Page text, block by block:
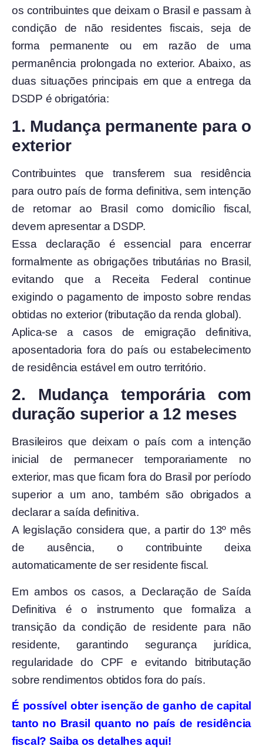
os contribuintes que deixam o Brasil e passam à
condição de não residentes fiscais, seja de
forma permanente ou em razão de uma
permanência prolongada no exterior. Abaixo, as
duas situações principais em que a entrega da
DSDP é obrigatória:
1. Mudança permanente para o
exterior
Contribuintes que transferem sua residência
para outro país de forma definitiva, sem intenção
de retornar ao Brasil como domicílio fiscal,
devem apresentar a DSDP.
Essa declaração é essencial para encerrar
formalmente as obrigações tributárias no Brasil,
evitando que a Receita Federal continue
exigindo o pagamento de imposto sobre rendas
obtidas no exterior (tributação da renda global).
Aplica-se a casos de emigração definitiva,
aposentadoria fora do país ou estabelecimento
de residência estável em outro território.
2. Mudança temporária com
duração superior a 12 meses
Brasileiros que deixam o país com a intenção
inicial de permanecer temporariamente no
exterior, mas que ficam fora do Brasil por período
superior a um ano, também são obrigados a
declarar a saída definitiva.
A legislação considera que, a partir do 13º mês
de ausência, o contribuinte deixa
automaticamente de ser residente fiscal.
Em ambos os casos, a Declaração de Saída
Definitiva é o instrumento que formaliza a
transição da condição de residente para não
residente, garantindo segurança jurídica,
regularidade do CPF e evitando bitributação
sobre rendimentos obtidos fora do país.
É possível obter isenção de ganho de capital
tanto no Brasil quanto no país de residência
fiscal? Saiba os detalhes aqui!